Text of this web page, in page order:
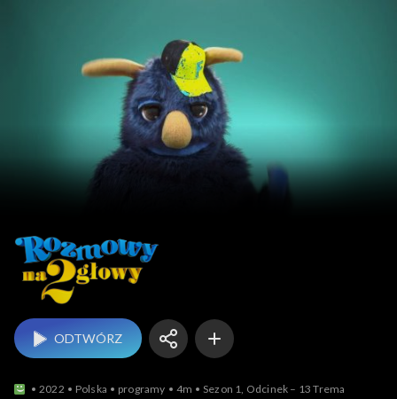
ODTWÓRZ
2022 Polska programy 4m Sezon 1, Odcinek – 13 Trema